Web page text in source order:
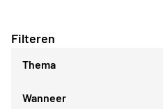
Filteren
Thema
Sport- en
Wanneer